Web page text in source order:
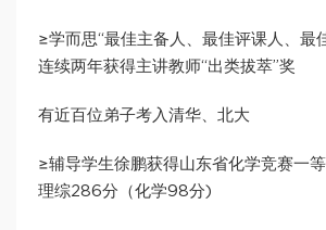
≥学而思“最佳主备人、最佳评课人、最
连续两年获得主讲教师“出类拔萃”奖
有近百位弟子考入清华、北大
≥辅导学生徐鹏获得山东省化学竞赛一
理综286分（化学98分)